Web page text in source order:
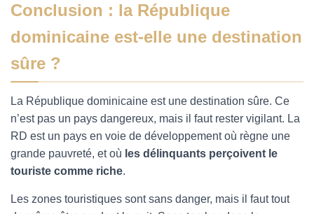
Conclusion : la République
dominicaine est-elle une destination
sûre ?
La République dominicaine est une destination sûre. Ce
n’est pas un pays dangereux, mais il faut rester vigilant. La
RD est un pays en voie de développement où règne une
grande pauvreté, et où les délinquants perçoivent le
touriste comme riche.
Les zones touristiques sont sans danger, mais il faut tout